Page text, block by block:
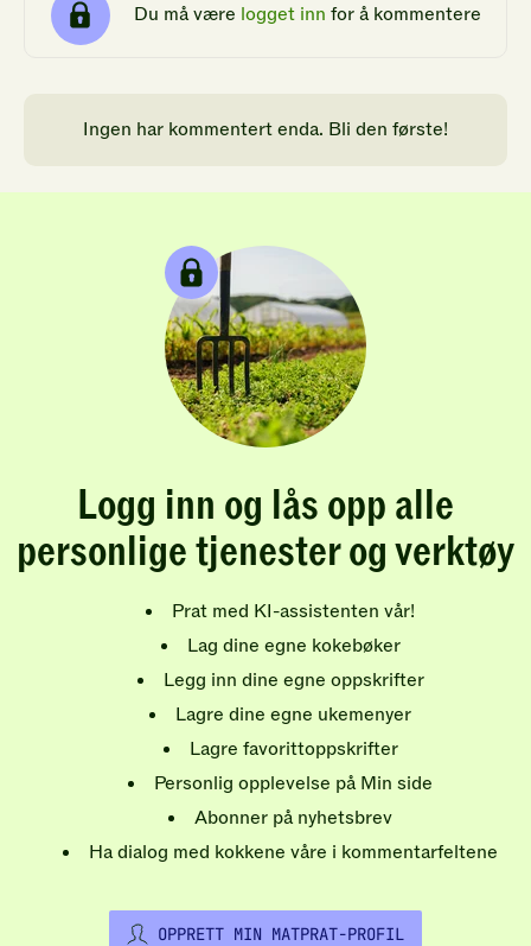
Du må være logget inn for å kommentere
Ingen har kommentert enda. Bli den første!
Logg inn og lås opp alle
personlige tjenester og verktøy
Prat med KI-assistenten vår!
Lag dine egne kokebøker
Legg inn dine egne oppskrifter
Lagre dine egne ukemenyer
Lagre favorittoppskrifter
Personlig opplevelse på Min side
Abonner på nyhetsbrev
Ha dialog med kokkene våre i kommentarfeltene
OPPRETT MIN MATPRAT-PROFIL